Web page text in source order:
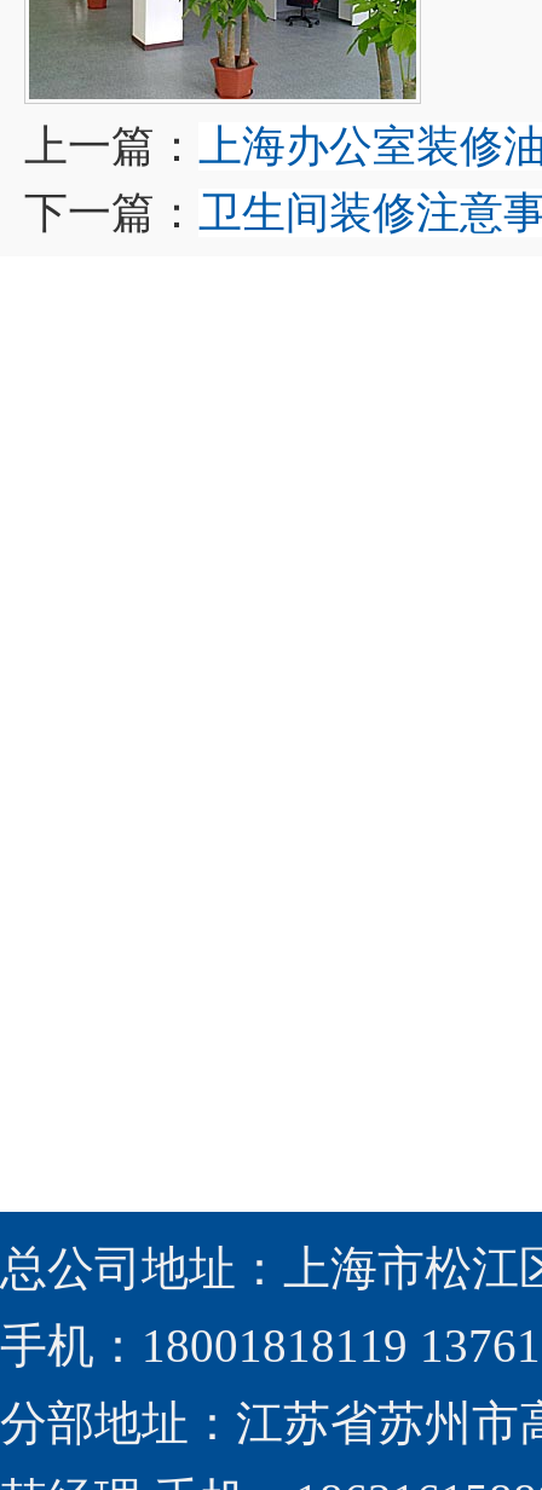
上一篇： 上海办公室装修
下一篇： 卫生间装修注意
总公司地址：上海市松江
手机：18001818119
分部地址：江苏省苏州市